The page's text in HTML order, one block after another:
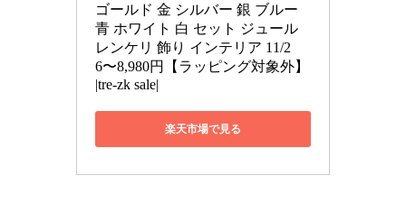
ゴールド 金 シルバー 銀 ブルー
青 ホワイト 白 セット ジュール
レンケリ 飾り インテリア 11/2
6〜8,980円【ラッピング対象外】
|tre-zk sale|
楽天市場で見る